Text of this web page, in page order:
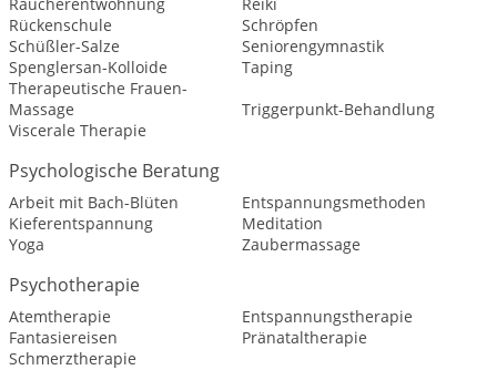
Rückenschule
Schröpfen
Schüßler-Salze
Seniorengymnastik
Spenglersan-Kolloide
Taping
Therapeutische Frauen-
Massage
Triggerpunkt-Behandlung
Viscerale Therapie
Psychologische Beratung
Arbeit mit Bach-Blüten
Entspannungsmethoden
Kieferentspannung
Meditation
Yoga
Zaubermassage
Psychotherapie
Atemtherapie
Entspannungstherapie
Fantasiereisen
Pränataltherapie
Schmerztherapie